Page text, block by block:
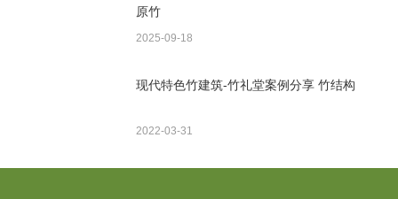
原竹
2025-09-18
现代特色竹建筑-竹礼堂案例分享 竹结构
2022-03-31